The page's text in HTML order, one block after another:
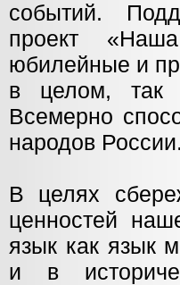
событий.
проект
юбилейные и
в целом, так
Всемерно
народов России.
В целях
ценностей
язык как язык
и в